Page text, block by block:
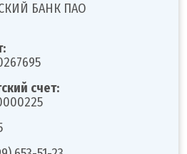
БАНК ПАО
счет: